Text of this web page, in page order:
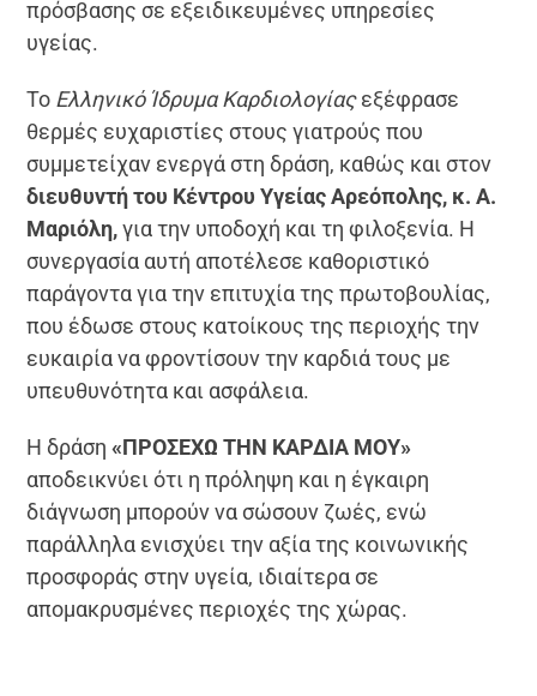
πρόσβασης σε εξειδικευμένες υπηρεσίες
υγείας.
Το Ελληνικό Ίδρυμα Καρδιολογίαςεξέφρασε
θερμές ευχαριστίες στους γιατρούς που
συμμετείχαν ενεργά στη δράση, καθώς και στον
διευθυντή του Κέντρου Υγείας Αρεόπολης, κ. Α.
Μαριόλη,για την υποδοχή και τη φιλοξενία. Η
συνεργασία αυτή αποτέλεσε καθοριστικό
παράγοντα για την επιτυχία της πρωτοβουλίας,
που έδωσε στους κατοίκους της περιοχής την
ευκαιρία να φροντίσουν την καρδιά τους με
υπευθυνότητα και ασφάλεια.
Η δράση«ΠΡΟΣΕΧΩ ΤΗΝ ΚΑΡΔΙΑ ΜΟΥ»
αποδεικνύει ότι η πρόληψη και η έγκαιρη
διάγνωση μπορούν να σώσουν ζωές, ενώ
παράλληλα ενισχύει την αξία της κοινωνικής
προσφοράς στην υγεία, ιδιαίτερα σε
απομακρυσμένες περιοχές της χώρας.